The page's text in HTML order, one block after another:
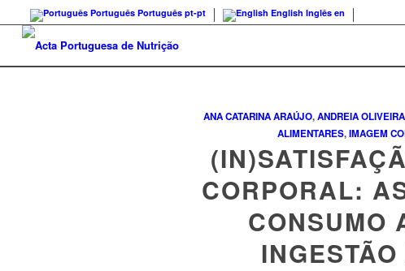
Português Português pt-pt English Inglês en
ANA CATARINA ARAÚJO,ANDREIA OLIVEIRA
ALIMENTARES,IMAGEM
CORPORAL:
CONSUMO